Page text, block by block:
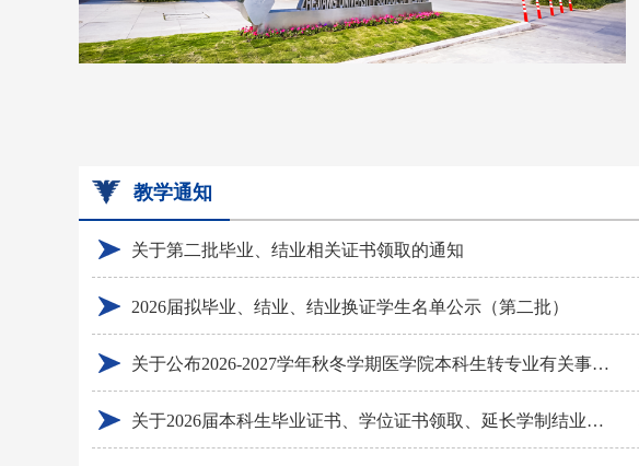
教学通知
关于第二批毕业、结业相关证书领取的通知
2026届拟毕业、结业、结业换证学生名单公示（第二批）
关于公布2026-2027学年秋冬学期医学院本科生转专业有关事项的通知
关于2026届本科生毕业证书、学位证书领取、延长学制结业申请等事项的通知